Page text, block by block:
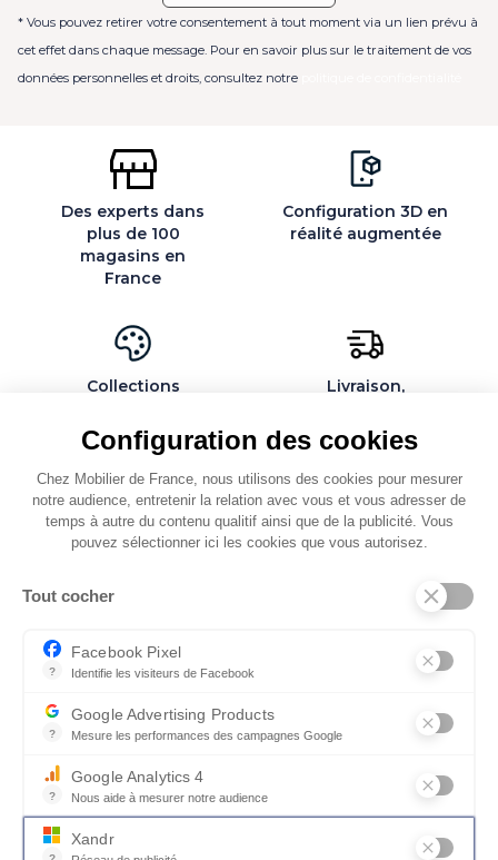
Configuration des cookies
Chez Mobilier de France, nous utilisons des cookies pour mesurer
notre audience, entretenir la relation avec vous et vous adresser de
temps à autre du contenu qualitif ainsi que de la publicité. Vous
pouvez sélectionner ici les cookies que vous autorisez.
Tout cocher
?
Facebook Pixel
Identifie les visiteurs de Facebook
?
Google Advertising Products
Mesure les performances des campagnes Google
?
Google Analytics 4
Nous aide à mesurer notre audience
Essentiel pour la gestion du site web, il permet de mesurer des
Xandr
* Vous pouvez retirer votre consentement à tout moment via un lien prévu à
cet effet dans chaque message. Pour en savoir plus sur le traitement de vos
données personnelles et droits, consultez notre
Des experts dans
plus de 100
magasins en
France
Configuration 3D en
réalité augmentée
Collections
personnalisables
Livraison,
montage par des
spécialistes
QUI SOMMES-NOUS
SERVICES ET PARTENAIRES
CONSEILS
CGV & POLICY